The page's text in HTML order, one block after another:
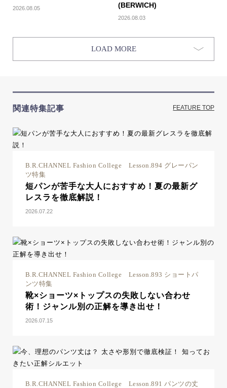
2026.08.05
(BERWICH)
2026.08.03
LOAD MORE
関連特集記事 FEATURE TOP
B.R.CHANNEL Fashion College Lesson.894 グレーパン
ツ特集
短パンが苦手な大人におすすめ！夏の最新グ
レスラを徹底解説！
2026.07.22
B.R.CHANNEL Fashion College Lesson.893 ショートパ
ンツ特集
靴×ショーツ×トップスの失敗しない合わせ
術！ジャンル別の正解を導き出せ！
2026.07.15
B.R.CHANNEL Fashion College Lesson.891 パンツの丈